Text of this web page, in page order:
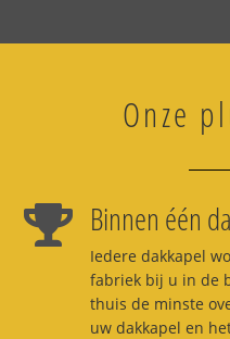
Onze
Binnen één
Iedere dakkapel
fabriek bij u in de
thuis de minste
uw dakkapel en